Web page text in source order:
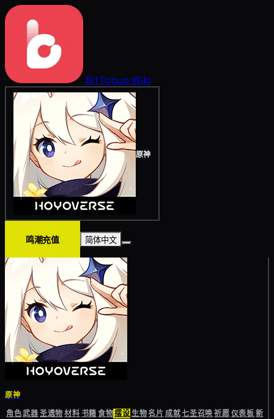
BitTopup Wiki
原神
鸣潮充值 简体中文
原神
角色武器圣遗物材料书籍食物摆设生物名片成就七圣召唤祈愿仪表板新